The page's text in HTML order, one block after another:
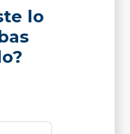
lo